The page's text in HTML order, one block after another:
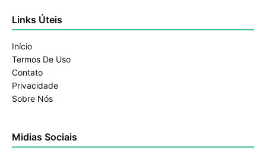
Links Úteis
Início
Termos De Uso
Contato
Privacidade
Sobre Nós
Midias Sociais